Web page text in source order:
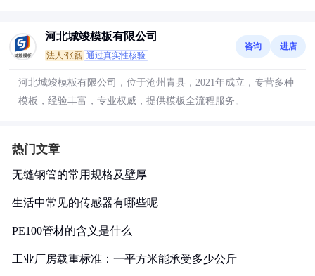
河北城竣模板有限公司
法人:张磊 通过真实性核验
咨询 进店
河北城竣模板有限公司，位于沧州青县，2021年成立，专营多种
模板，经验丰富，专业权威，提供模板全流程服务。
热门文章
无缝钢管的常用规格及壁厚
生活中常见的传感器有哪些呢
PE100管材的含义是什么
工业厂房载重标准：一平方米能承受多少公斤